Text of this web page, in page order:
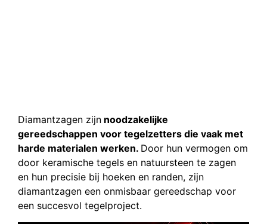
Diamantzagen zijn noodzakelijke
gereedschappen voor tegelzetters die vaak met
harde materialen werken. Door hun vermogen om
door keramische tegels en natuursteen te zagen
en hun precisie bij hoeken en randen, zijn
diamantzagen een onmisbaar gereedschap voor
een succesvol tegelproject.